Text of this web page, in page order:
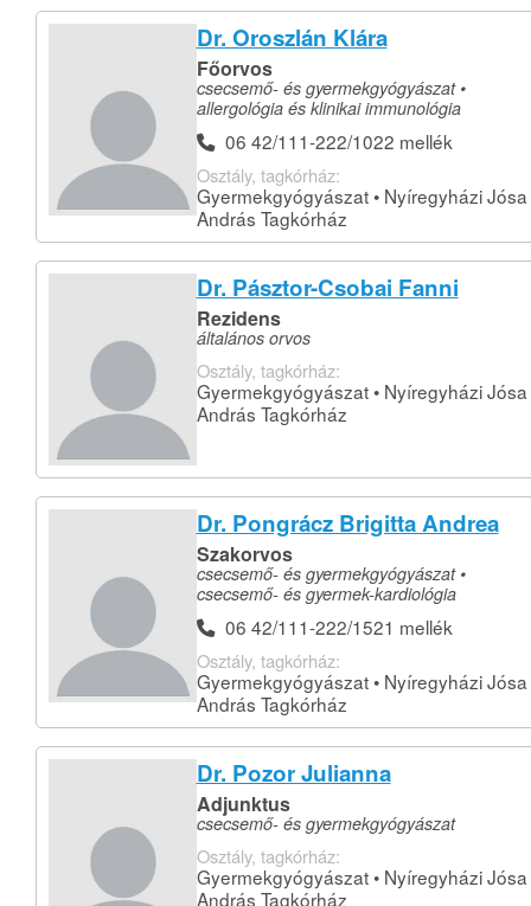
Dr. Oroszlán Klára
Főorvos
csecsemő- és gyermekgyógyászat •
allergológia és klinikai immunológia
06 42/111-222/1022 mellék
Osztály, tagkórház:
Gyermekgyógyászat • Nyíregyházi Jósa
András Tagkórház
Dr. Pásztor-Csobai Fanni
Rezidens
általános orvos
Osztály, tagkórház:
Gyermekgyógyászat • Nyíregyházi Jósa
András Tagkórház
Dr. Pongrácz Brigitta Andrea
Szakorvos
csecsemő- és gyermekgyógyászat •
csecsemő- és gyermek-kardiológia
06 42/111-222/1521 mellék
Osztály, tagkórház:
Gyermekgyógyászat • Nyíregyházi Jósa
András Tagkórház
Dr. Pozor Julianna
Adjunktus
csecsemő- és gyermekgyógyászat
Osztály, tagkórház:
Gyermekgyógyászat • Nyíregyházi Jósa
András Tagkórház